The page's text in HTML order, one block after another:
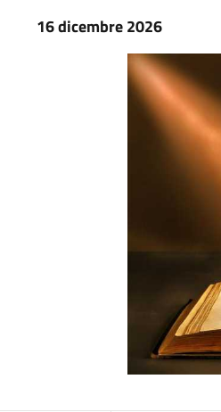
16 dicembre 2026